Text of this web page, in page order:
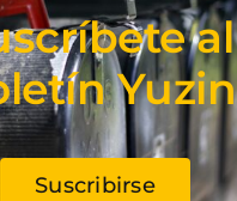
al
Yuzin
Suscribirse